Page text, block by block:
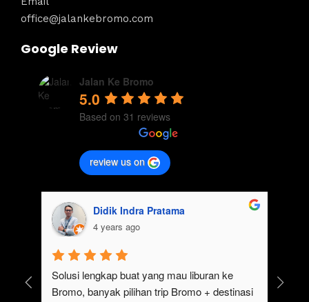
office@jalankebromo.com
Google Review
Jalan Ke Bromo
5.0
Based on 31 reviews
review us on
Didik Indra Pratama
4 years ago
Solusi lengkap buat yang mau liburan ke
Bromo, banyak pilihan trip Bromo + destinasi